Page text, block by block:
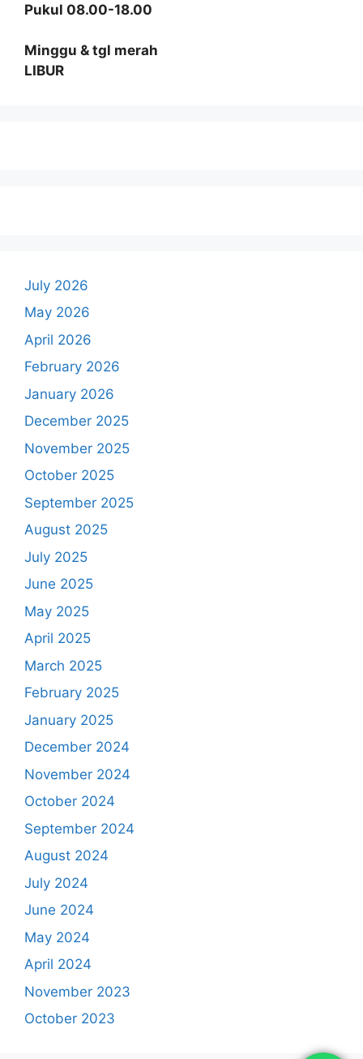
Pukul 08.00-18.00
Minggu & tgl merah
LIBUR
July 2026
May 2026
April 2026
February 2026
January 2026
December 2025
November 2025
October 2025
September 2025
August 2025
July 2025
June 2025
May 2025
April 2025
March 2025
February 2025
January 2025
December 2024
November 2024
October 2024
September 2024
August 2024
July 2024
June 2024
May 2024
April 2024
November 2023
October 2023